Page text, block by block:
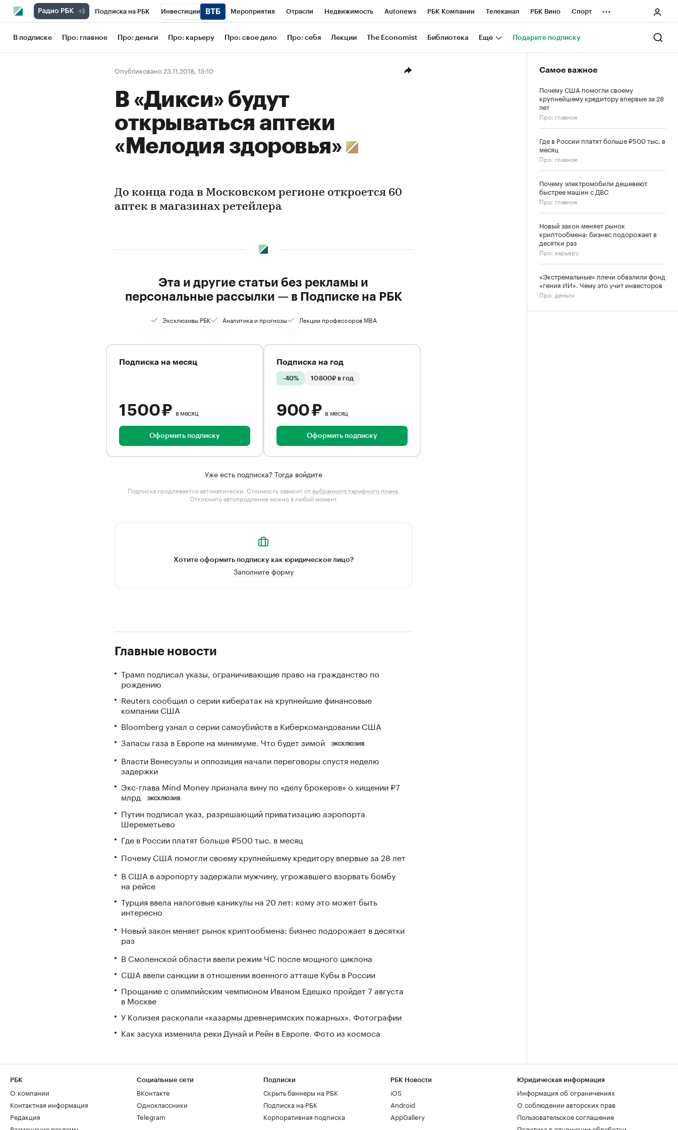
Подписка на РБК Инвестиции Мероприятия Отрасли Недвижимость Autonews РБК Компании Телеканал РБК Вино Спорт
Школа управления РБК РБК Образование РБК Life Тренды Визионеры Национальные проекты Город
Рынок наличной валюты
...
В подписке Про: главное Про: деньги Про: карьеру Про: свое дело Про: себя Лекции The Economist Библиотека Еще Подарите подписку
Опубликовано 23.11.2018, 13:10
В «Дикси» будут
открываться аптеки
«Мелодия здоровья»
До конца года в Московском регионе откроется 60
аптек в магазинах ретейлера
Эта и другие статьи без рекламы и
персональные рассылки — в Подписке на РБК
Эксклюзивы РБК Аналитика и прогнозы Лекции профессоров MBA
Подписка на месяц
1 500 ₽ в месяц
Оформить подписку
Подписка на год
-40% 10 800₽ в год
900 ₽ в месяц
Оформить подписку
Уже есть подписка? Тогда войдите
Подписка продлевается автоматически. Стоимость зависит от выбранного тарифного плана.
Отключить автопродление можно в любой момент
Хотите оформить подписку как юридическое лицо?
Заполните форму
Главные новости
Трамп подписал указы, ограничивающие право на гражданство по
рождению
Reuters сообщил о серии кибератак на крупнейшие финансовые
компании США
Bloomberg узнал о серии самоубийств в Киберкомандовании США
Запасы газа в Европе на минимуме. Что будет зимой
ЭКСКЛЮЗИВ
Власти Венесуэлы и оппозиция начали переговоры спустя неделю
задержки
Экс-глава Mind Money признала вину по «делу брокеров» о хищении ₽7
млрд
ЭКСКЛЮЗИВ
Путин подписал указ, разрешающий приватизацию аэропорта
Шереметьево
Где в России платят больше ₽500 тыс. в месяц
Почему США помогли своему крупнейшему кредитору впервые за 28 лет
В США в аэропорту задержали мужчину, угрожавшего взорвать бомбу
на рейсе
Турция ввела налоговые каникулы на 20 лет: кому это может быть
интересно
Новый закон меняет рынок криптообмена: бизнес подорожает в десятки
раз
В Смоленской области ввели режим ЧС после мощного циклона
США ввели санкции в отношении военного атташе Кубы в России
Прощание с олимпийским чемпионом Иваном Едешко пройдет 7 августа
в Москве
У Колизея раскопали «казармы древнеримских пожарных». Фотографии
Как засуха изменила реки Дунай и Рейн в Европе. Фото из космоса
Самое важное
Почему США помогли своему
крупнейшему кредитору впервые за 28
лет
Про: главное
Где в России платят больше ₽500 тыс. в
месяц
Про: главное
Почему электромобили дешевеют
быстрее машин с ДВС
Про: главное
Новый закон меняет рынок
криптообмена: бизнес подорожает в
десятки раз
Про: карьеру
«Экстремальные» плечи обвалили фонд
«гения ИИ». Чему это учит инвесторов
Про: деньги
РБК
О компании
Контактная информация
Редакция
Социальные сети
ВКонтакте
Одноклассники
Telegram
Подписки
Скрыть баннеры на РБК
Подписка на РБК
Корпоративная подписка
РБК Новости
iOS
Android
AppGallery
Юридическая информация
Информация об ограничениях
О соблюдении авторских прав
Пользовательское соглашение